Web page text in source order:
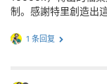
制。感謝特里創造出
1 条回复